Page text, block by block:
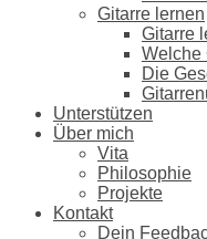
Gitarre lernen
Gitarre
Welche
Die
Unterstützen
Über mich
Vita
Philosophie
Projekte
Kontakt
Dein